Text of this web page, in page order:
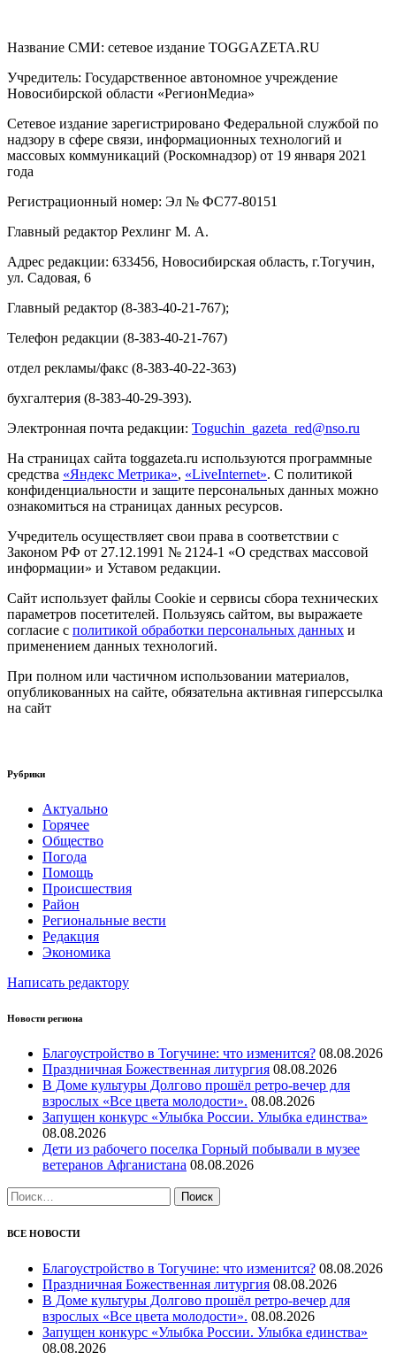
Название СМИ: cетевое издание TOGGAZETA.RU
Учредитель: Государственное автономное учреждение
Новосибирской области «РегионМедиа»
Сетевое издание зарегистрировано Федеральной службой по
надзору в сфере связи, информационных технологий и
массовых коммуникаций (Роскомнадзор) от 19 января 2021
года
Регистрационный номер: Эл № ФС77-80151
Главный редактор Рехлинг М. А.
Адрес редакции: 633456, Новосибирская область, г.Тогучин,
ул. Садовая, 6
Главный редактор (8-383-40-21-767);
Телефон редакции (8-383-40-21-767)
отдел рекламы/факс (8-383-40-22-363)
бухгалтерия (8-383-40-29-393).
Электронная почта редакции: Toguchin gazeta red@nso.ru
На страницах сайта toggazeta.ru используются программные
средства «Яндекс Метрика», «LiveInternet». С политикой
конфиденциальности и защите персональных данных можно
ознакомиться на страницах данных ресурсов.
Учредитель осуществляет свои права в соответствии с
Законом РФ от 27.12.1991 № 2124-1 «О средствах массовой
информации» и Уставом редакции.
Сайт использует файлы Cookie и сервисы сбора технических
параметров посетителей. Пользуясь сайтом, вы выражаете
согласие с политикой обработки персональных данных и
применением данных технологий.
При полном или частичном использовании материалов,
опубликованных на сайте, обязательна активная гиперссылка
на сайт
Рубрики
Актуально
Горячее
Общество
Погода
Помощь
Происшествия
Район
Региональные вести
Редакция
Экономика
Написать редактору
Новости региона
Благоустройство в Тогучине: что изменится? 08.08.2026
Праздничная Божественная литургия 08.08.2026
В Доме культуры Долгово прошёл ретро-вечер для
взрослых «Все цвета молодости». 08.08.2026
Запущен конкурс «Улыбка России. Улыбка единства»
08.08.2026
Дети из рабочего поселка Горный побывали в музее
ветеранов Афганистана 08.08.2026
Найти:
ВСЕ НОВОСТИ
Благоустройство в Тогучине: что изменится? 08.08.2026
Праздничная Божественная литургия 08.08.2026
В Доме культуры Долгово прошёл ретро-вечер для
взрослых «Все цвета молодости». 08.08.2026
Запущен конкурс «Улыбка России. Улыбка единства»
08.08.2026